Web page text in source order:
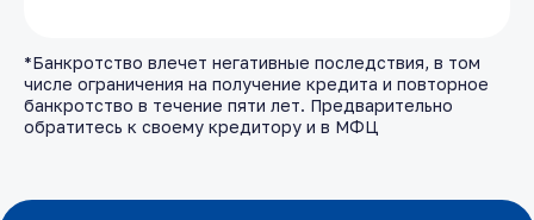
*Банкротство влечет негативные последствия, в том
числе ограничения на получение кредита и повторное
банкротство в течение пяти лет. Предварительно
обратитесь к своему кредитору и в МФЦ